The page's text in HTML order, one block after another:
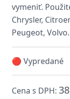
vymeniť.
Chrysler,
Peugeot, Volvo.
🔴 Vypredané
Cena s DPH: